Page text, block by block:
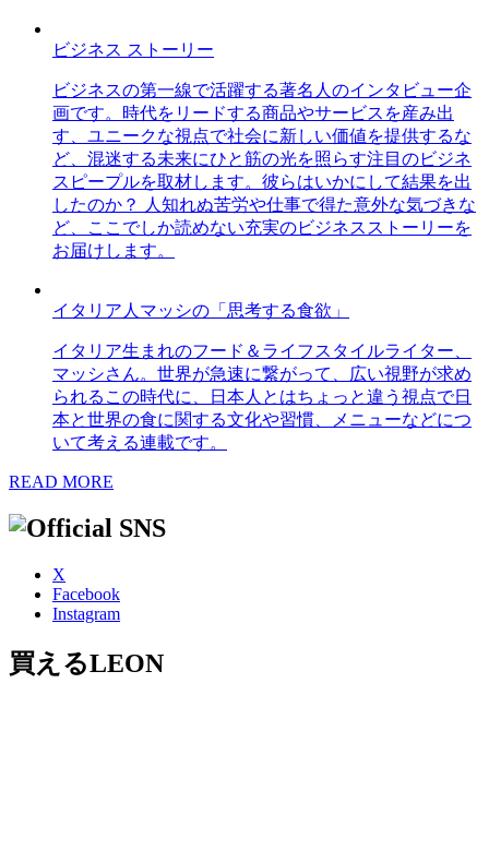
ビジネス ストーリー
ビジネスの第一線で活躍する著名人のインタビュー企
画です。時代をリードする商品やサービスを産み出
す、ユニークな視点で社会に新しい価値を提供するな
ど、混迷する未来にひと筋の光を照らす注目のビジネ
スピープルを取材します。彼らはいかにして結果を出
したのか？ 人知れぬ苦労や仕事で得た意外な気づきな
ど、ここでしか読めない充実のビジネスストーリーを
お届けします。
イタリア人マッシの「思考する食欲」
イタリア生まれのフード＆ライフスタイルライター、
マッシさん。世界が急速に繋がって、広い視野が求め
られるこの時代に、日本人とはちょっと違う視点で日
本と世界の食に関する文化や習慣、メニューなどにつ
いて考える連載です。
READ MORE
X
Facebook
Instagram
買えるLEON